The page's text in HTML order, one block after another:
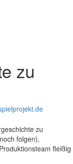
zu
zu
folgen),
fleißig